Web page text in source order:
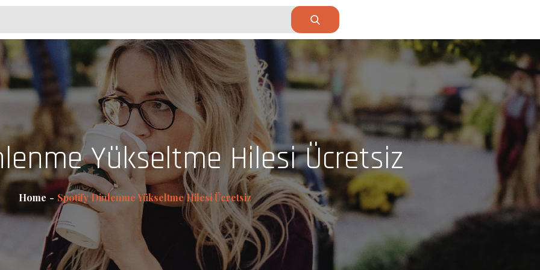
Yükseltme Hilesi Ücretsiz
Home Spotify Dinlenme Yükseltme Hilesi Ücretsiz